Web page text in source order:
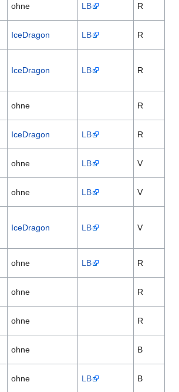
ohne LB R
IceDragon LB R
IceDragon LB R
ohne R
IceDragon LB R
ohne LB V
ohne LB V
IceDragon LB V
ohne LB R
ohne R
ohne R
ohne B
ohne LB B